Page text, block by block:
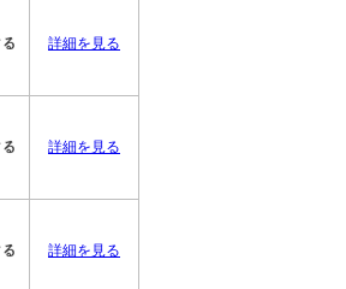
詳細を見る
詳細を見る
詳細を見る